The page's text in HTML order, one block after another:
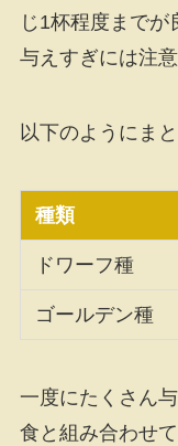
じ1杯程度までが
与えすぎには注意
以下のようにま
種類
ドワーフ種
ゴールデン種
一度にたくさん
食と組み合わせ